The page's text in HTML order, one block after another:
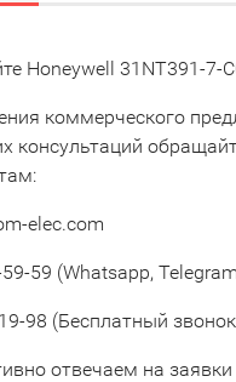
Honeywell 31NT391-7-
коммерческого
консультаций
elec.com
59 (Whatsapp,
98 (Бесплатный
отвечаем на